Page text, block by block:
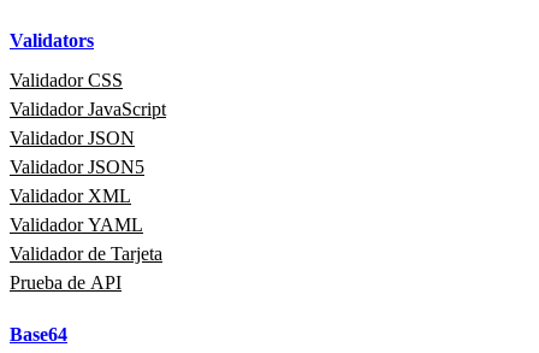
Validators
Validador CSS
Validador JavaScript
Validador JSON
Validador JSON5
Validador XML
Validador YAML
Validador de Tarjeta
Prueba de API
Base64